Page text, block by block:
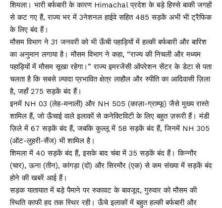
शिमला। भारी बर्फबारी के कारण Himachal प्रदेश के बड़े हिस्से बाकी जगहों
से कट गए हैं, राज्य भर में 3नेशनल हाईवे सहित 485 सड़कें अभी भी ट्रैफिक
के लिए बंद हैं।
मौसम विभाग ने 31 जनवरी को भी ऊँची पहाड़ियों में हल्की बर्फबारी और बारिश
का अनुमान लगाया है। मौसम विभाग ने कहा, “राज्य की निचली और मध्यम
पहाड़ियों में मौसम सूखा रहेगा।” राज्य इमरजेंसी ऑपरेशन सेंटर के डेटा से पता
चलता है कि सबसे ज़्यादा प्रभावित क्षेत्र लाहौल और स्पीति का आदिवासी ज़िला
है, जहाँ 275 सड़कें बंद हैं।
इनमें NH 03 (लेह-मनाली) और NH 505 (काज़ा-ग्राम्फू) जैसे मुख्य रास्ते
शामिल हैं, जो ऊँचाई वाले इलाकों से कनेक्टिविटी के लिए बहुत ज़रूरी हैं। मंडी
ज़िले में 67 सड़कें बंद हैं, जबकि कुल्लू में 58 सड़कें बंद हैं, जिनमें NH 305
(ऑट-लुहरी-सैंज) भी शामिल है।
शिमला में 40 सड़कें बंद हैं, इसके बाद चंबा में 35 सड़कें बंद हैं। किन्नौर
(चार), ऊना (तीन), कांगड़ा (दो) और सिरमौर (एक) से कम संख्या में सड़कें बंद
होने की खबरें आई हैं।
सड़क यातायात में बड़े पैमाने पर रुकावट के बावजूद, गुरुवार को मौसम की
स्थिति काफी हद तक स्थिर रही। ऊँचे इलाकों में बहुत हल्की बर्फबारी और